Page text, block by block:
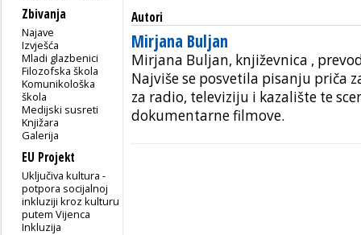
Zbivanja
Najave
Izvješća
Mladi glazbenici
Filozofska škola
Komunikološka
škola
Medijski susreti
Knjižara
Galerija
EU Projekt
Uključiva kultura -
potpora socijalnoj
inkluziji kroz kulturu
putem Vijenca
Inkluzija
Autori
Mirjana Buljan
Mirjana Buljan, književnica ,
Najviše se posvetila pisanju priča
za radio, televiziju i kazalište te
dokumentarne filmove.